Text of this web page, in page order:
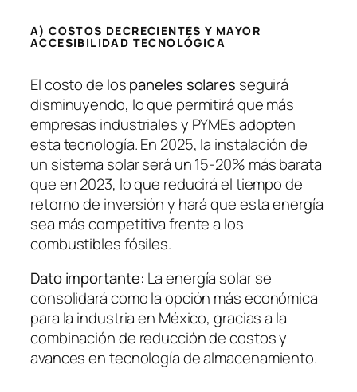
A) COSTOS DECRECIENTES Y MAYOR
ACCESIBILIDAD TECNOLÓGICA
El costo de lospaneles solares seguirá
disminuyendo, lo que permitirá que más
empresas industriales y PYMEs adopten
esta tecnología. En 2025, la instalación de
un sistema solar será un 15-20% más barata
que en 2023, lo que reducirá el tiempo de
retorno de inversión y hará que esta energía
sea más competitiva frente a los
combustibles fósiles.
Dato importante: La energía solar se
consolidará como la opción más económica
para la industria en México, gracias a la
combinación de reducción de costos y
avances en tecnología de almacenamiento.